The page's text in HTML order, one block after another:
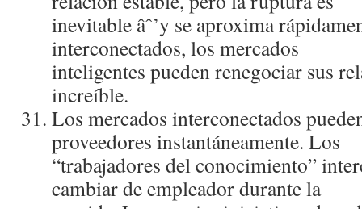
inevitable âˆ’y se aproxima
interconectados, los mercados
inteligentes pueden renegociar sus
increí­ble.
Los mercados interconectados
proveedores instantáneamente. Los
“trabajadores del conocimiento”
cambiar de empleador durante la